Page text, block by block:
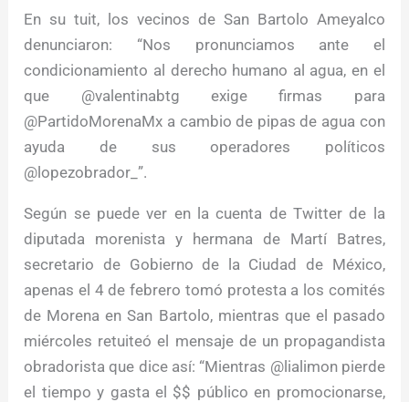
En su tuit, los vecinos de San Bartolo Ameyalco
denunciaron: “Nos pronunciamos ante el
condicionamiento al derecho humano al agua, en el
que @valentinabtg exige firmas para
@PartidoMorenaMx a cambio de pipas de agua con
ayuda de sus operadores políticos
@lopezobrador_”.
Según se puede ver en la cuenta de Twitter de la
diputada morenista y hermana de Martí Batres,
secretario de Gobierno de la Ciudad de México,
apenas el 4 de febrero tomó protesta a los comités
de Morena en San Bartolo, mientras que el pasado
miércoles retuiteó el mensaje de un propagandista
obradorista que dice así: “Mientras @lialimon pierde
el tiempo y gasta el $$ público en promocionarse,